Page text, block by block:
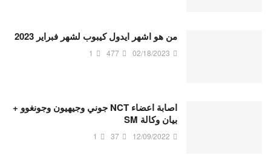
من هو اشهر ايدول كيبوب لشهر فبراير 2023
02/18/2023
477
1
اصابة اعضاء NCT جوني وجيهيون وجونغوو +
بيان وكالة SM
12/09/2022
37
1